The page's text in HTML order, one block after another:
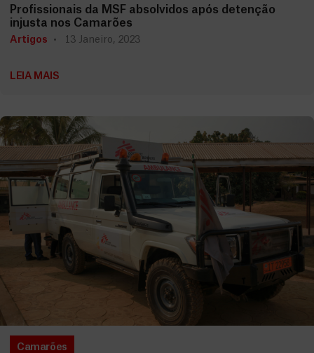
Profissionais da MSF absolvidos após detenção
injusta nos Camarões
Artigos 13 Janeiro, 2023
LEIA MAIS
Camarões